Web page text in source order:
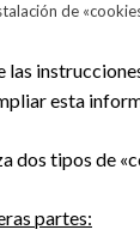
de
las
esta
dos tipos de
partes: